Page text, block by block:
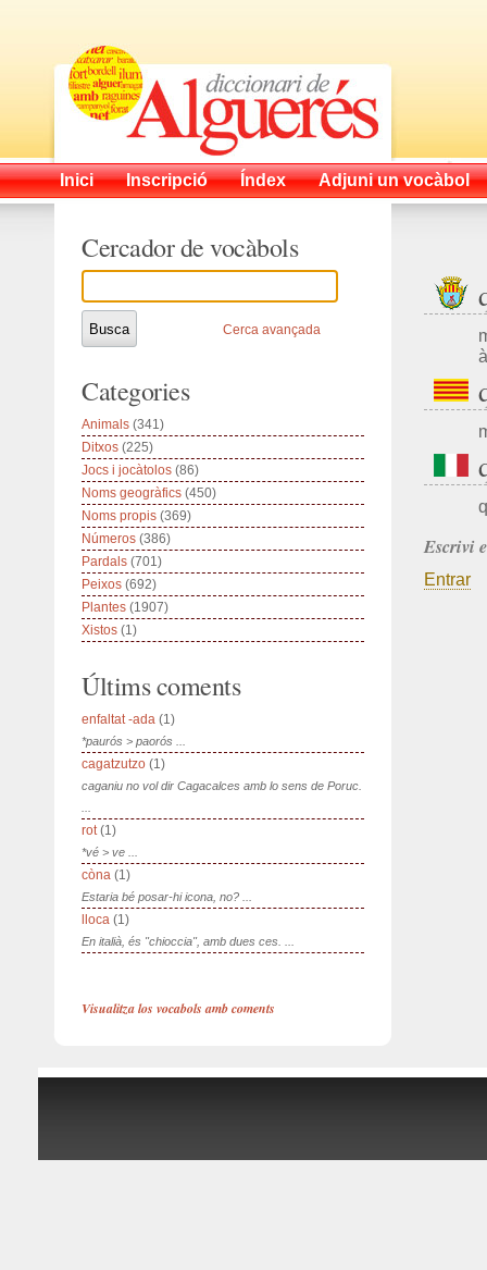
Inici Inscripció Índex Adjuni un vocàbol
Escrivi
Entrar
Cercador de vocàbols
Cerca avançada
Categories
Animals (341)
Ditxos (225)
Jocs i jocàtolos (86)
Noms geogràfics (450)
Noms propis (369)
Números (386)
Pardals (701)
Peixos (692)
Plantes (1907)
Xistos (1)
Últims coments
enfaltat -ada (1)
*paurós > paorós ...
cagatzutzo (1)
caganiu no vol dir Cagacalces amb lo sens de Poruc.
rot(1)
*vé > ve ...
còna (1)
Estaria bé posar-hi icona, no? ...
lloca (1)
En italià, és "chioccia", amb dues ces. ...
Visualitza los vocabols amb coments